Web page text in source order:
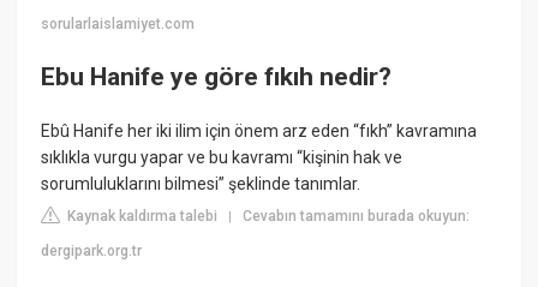
sorularlaislamiyet.com
Ebu Hanife ye göre fıkıh nedir?
Ebû Hanife her iki ilim için önem arz eden “fıkh” kavramına
sıklıkla vurgu yapar ve bu kavramı “kişinin hak ve
sorumluluklarını bilmesi” şeklinde tanımlar.
Kaynak kaldırma talebi |Cevabın tamamını burada okuyun:
dergipark.org.tr